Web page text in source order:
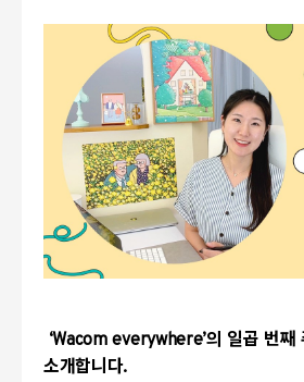
‘Wacom everywhere’의 일곱 번째
소개합니다.